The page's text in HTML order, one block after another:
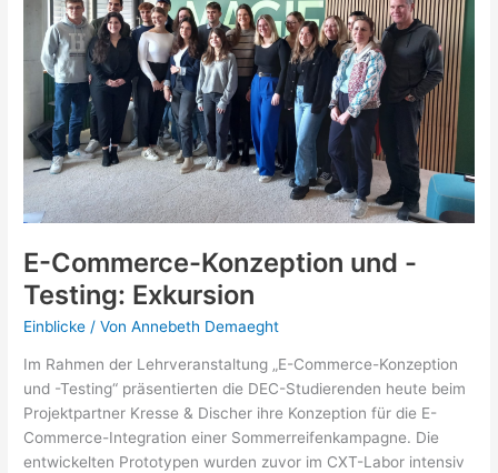
DEC-
Alumna
E-Commerce-Konzeption und -
Testing: Exkursion
Einblicke / VonAnnebeth Demaeght
Im Rahmen der Lehrveranstaltung „E-Commerce-Konzeption
und -Testing“ präsentierten die DEC-Studierenden heute beim
Projektpartner Kresse & Discher ihre Konzeption für die E-
Commerce-Integration einer Sommerreifenkampagne. Die
entwickelten Prototypen wurden zuvor im CXT-Labor intensiv